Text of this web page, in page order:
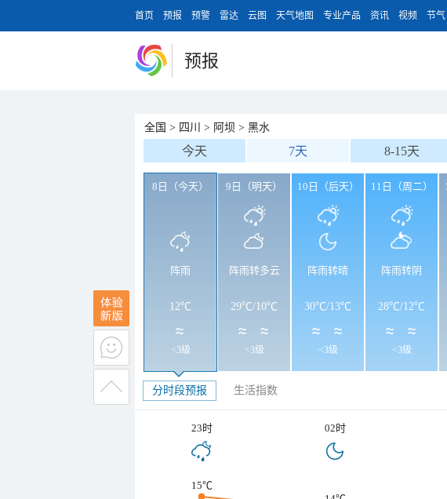
首页 预报 预警 雷达 云图 天气地图 专业产品 资讯 视频 节气
预报
全国 > 四川 > 阿坝 > 黑水
今天 7天 8-15天
8日（今天）
阵雨
12℃
<3级
9日（明天）
阵雨转多云
29℃/10℃
<3级
10日（后天）
阵雨转晴
30℃/13℃
<3级
11日（周二）
阵雨转阴
28℃/12℃
<3级
分时段预报 生活指数
23时 02时
15℃